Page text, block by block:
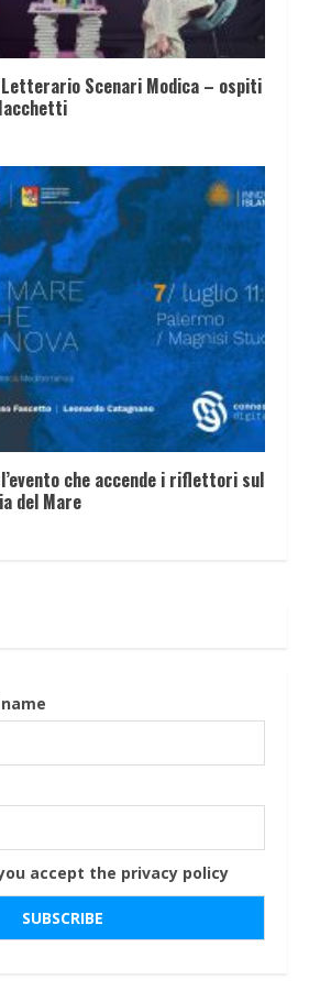
Letterario Scenari Modica – ospiti
che accende i riflettori sul
del Mare
accept the privacy policy